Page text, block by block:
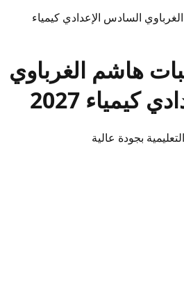
السادس الإعدادي كيمياء
هاشم الغرباوي
2027
بجودة عالية